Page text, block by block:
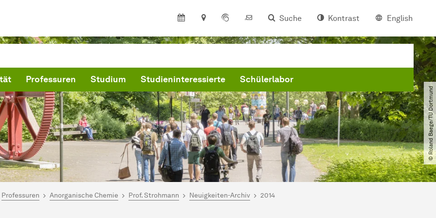
Suche Kontrast English
Professuren Studium Studieninteressierte Schülerlabor
© Roland Baege​/​TU Dortmund
hier:
Professuren Anorganische Chemie Prof. Strohmann Neuigkeiten-Archiv 2014